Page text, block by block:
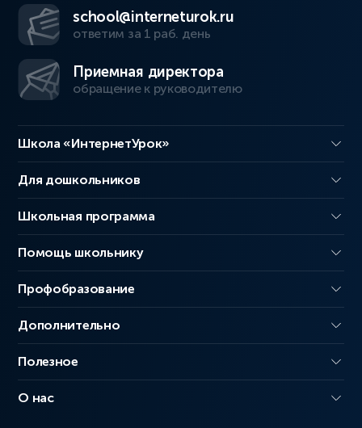
school@interneturok.ru
ответим за 1 раб. день
Приемная директора
обращение к руководителю
Школа «ИнтернетУрок»
Для дошкольников
Школьная программа
Помощь школьнику
Профобразование
Дополнительно
Полезное
О нас